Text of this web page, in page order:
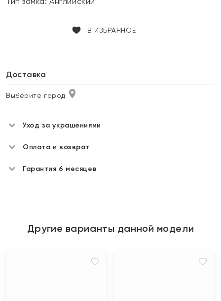
В ИЗБРАННОЕ
Доставка
Выберите город
Уход за украшениями
Оплата и возврат
Гарантия 6 месяцев
Другие варианты данной модели